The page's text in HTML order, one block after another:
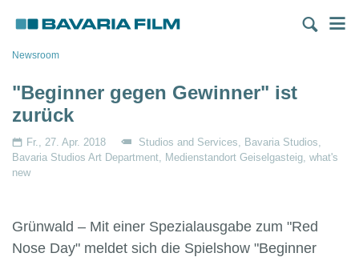
zum
Inhalt
Pfadnavigation
Newsroom
"Beginner gegen Gewinner" ist
zurück
Fr., 27. Apr. 2018 Studios and Services
Bavaria Studios
Bavaria Studios Art Department Medienstandort Geiselgasteig what's
new
Grünwald – Mit einer Spezialausgabe zum "Red
Nose Day" meldet sich die Spielshow "Beginner